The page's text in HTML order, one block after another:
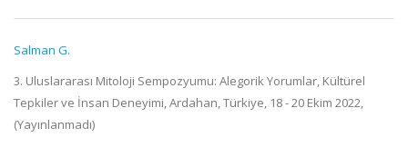
Salman G.
3. Uluslararası Mitoloji Sempozyumu: Alegorik Yorumlar, Kültürel
Tepkiler ve İnsan Deneyimi, Ardahan, Türkiye, 18 - 20 Ekim 2022,
(Yayınlanmadı)